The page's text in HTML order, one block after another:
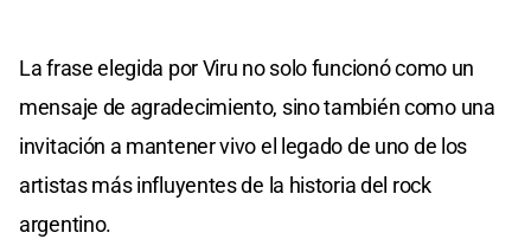
La frase elegida por Viru no solo funcionó como un
mensaje de agradecimiento, sino también como una
invitación a mantener vivo el legado de uno de los
artistas más influyentes de la historia del rock
argentino.